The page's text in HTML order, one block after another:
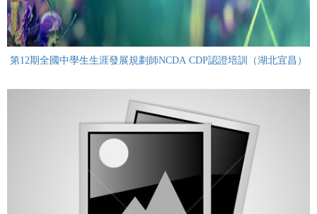
第12期全國中學生生涯發展規劃師NCDA CDP認證培訓（湖北宜昌）